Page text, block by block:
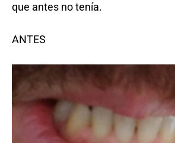
que antes no tenía.
ANTES